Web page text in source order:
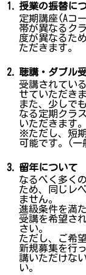
1. 授業の振替に
定期講座(Aコ
帯が異なるク
度が異なるた
ただきます。
2. 聴講・ダブル
受講されてい
せていただきま
また、少しで
なる定期クラ
いただきます。
※ただし、短
可能です。(一
3. 留年について
なるべく多く
ため、同じレ
ません。
進級条件を満
受講を希望さ
さい。
ただし、ご希
新規募集を行
講いただけな
い。